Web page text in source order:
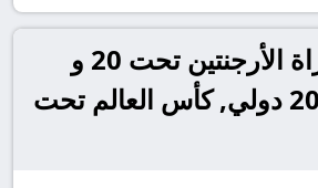
بث مباشر مباراة الأرجنتين تحت 20 و
المغرب تحت 20 دولي, كأس العالم تحت